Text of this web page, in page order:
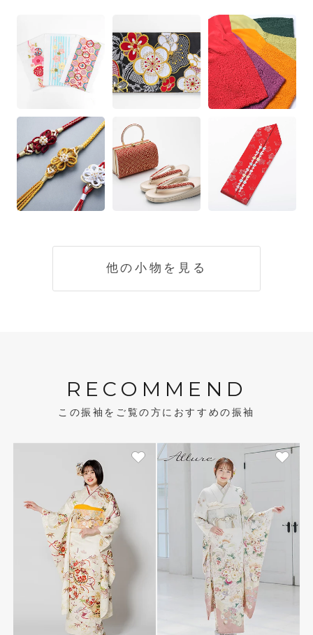
他の小物を見る
RECOMMEND
この振袖をご覧の方におすすめの振袖